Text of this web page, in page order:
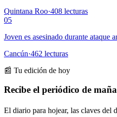
Quintana Roo·408 lecturas
05
Joven es asesinado durante ataque
Cancún·462 lecturas
📰 Tu edición de hoy
Recibe el periódico de
El diario para hojear, las claves